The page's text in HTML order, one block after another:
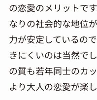
の恋愛のメリットで
なりの社会的な地位
力が安定しているの
きにくいのは当然で
の質も若年同士のカ
より大人の恋愛が楽